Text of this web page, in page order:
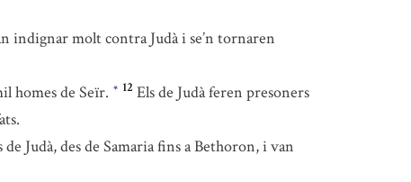
indignar molt contra Judà i se’n tornaren
homes de Seïr. * 12 Els de Judà feren presoners
Judà, des de Samaria fins a Bethoron, i van